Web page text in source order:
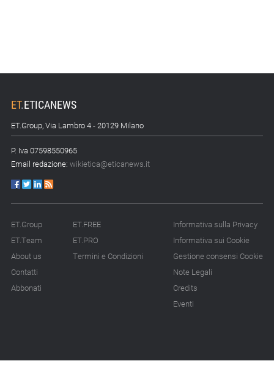
ET.ETICANEWS
ET.Group, Via Lambro 4 - 20129 Milano
P. Iva 07598550965
Email redazione: wikietica@eticanews.it
ET.Group
ET.Team
About us
Contatti
Abbonati
ET.FREE
ET.PRO
Termini e Condizioni
Informativa sulla Privacy
Informativa sui Cookie
Gestione consensi Cookie
Note Legali
Credits
Eventi